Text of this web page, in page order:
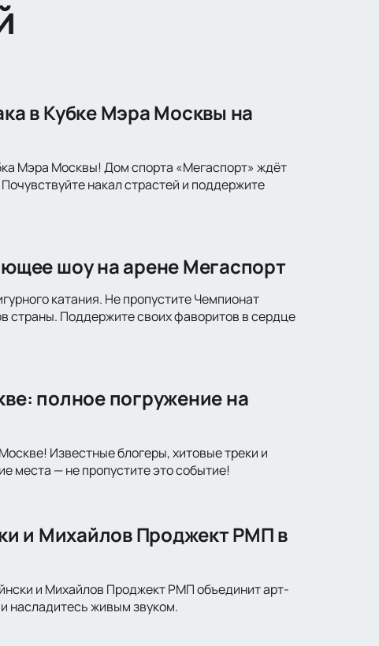
в Кубке Мэра Москвы на
Мэра Москвы! Дом спорта «Мегаспорт» ждёт
накал страстей и поддержите
шоу на арене Мегаспорт
катания. Не пропустите Чемпионат
страны. Поддержите своих фаворитов в сердце
полное погружение на
Известные блогеры, хитовые треки и
места — не пропустите это событие!
и Михайлов Проджект РМП в
и Михайлов Проджект РМП объединит арт-
насладитесь живым звуком.